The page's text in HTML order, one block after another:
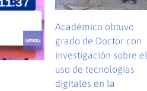
Académico obtuvo
grado de Doctor con
investigación sobre el
uso de tecnologías
digitales en la